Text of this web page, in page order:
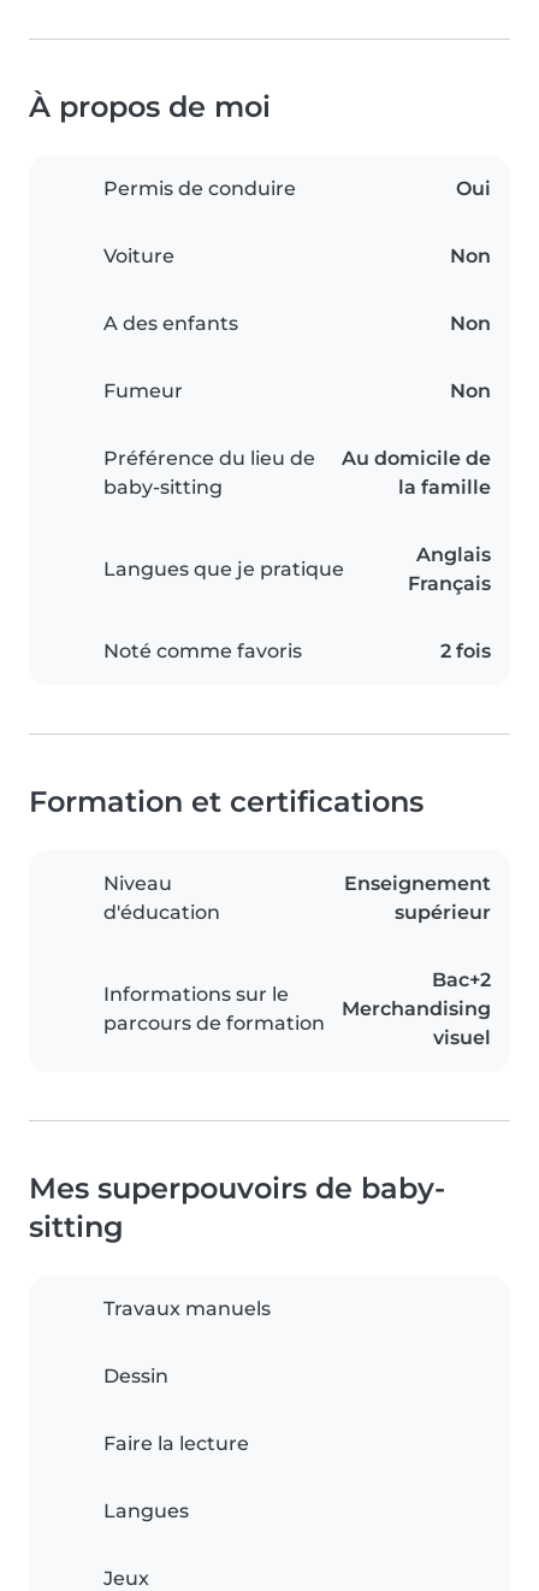
À propos de moi
Permis de conduire Oui
Voiture Non
A des enfants Non
Fumeur Non
Préférence du lieu de
baby-sitting
Au domicile de
la famille
Langues que je pratique
Anglais
Français
Noté comme favoris 2 fois
Formation et certifications
Niveau
d'éducation
Enseignement
supérieur
Informations sur le
parcours de formation
Bac+2
Merchandising
visuel
Mes superpouvoirs de baby-
sitting
Travaux manuels
Dessin
Faire la lecture
Langues
Jeux